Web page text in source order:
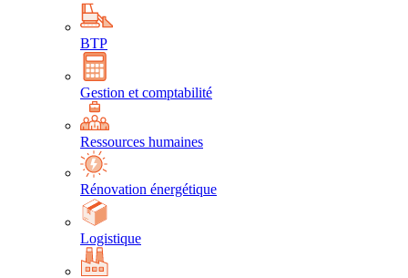
BTP
Gestion et comptabilité
Ressources humaines
Rénovation énergétique
Logistique